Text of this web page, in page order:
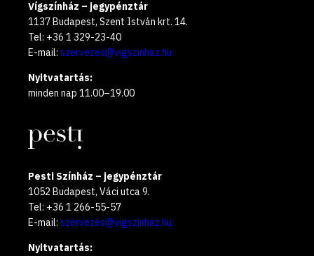
Vígszínház – jegypénztár
1137 Budapest, Szent István krt. 14.
Tel: +36 1 329-23-40
E-mail: szervezes@vigszinhaz.hu
Nyitvatartás:
minden nap 11.00–19.00
Pesti Színház – jegypénztár
1052 Budapest, Váci utca 9.
Tel: +36 1 266-55-57
E-mail: szervezes@vigszinhaz.hu
Nyitvatartás: